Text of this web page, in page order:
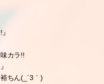
」
ち(￣▽￣)b笑